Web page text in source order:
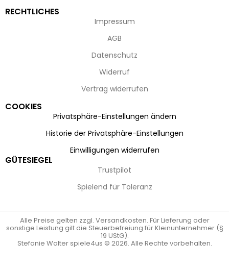
RECHTLICHES
Impressum
AGB
Datenschutz
Widerruf
Vertrag widerrufen
COOKIES
Privatsphäre-Einstellungen ändern
Historie der Privatsphäre-Einstellungen
Einwilligungen widerrufen
GÜTESIEGEL
Trustpilot
Spielend für Toleranz
Alle Preise gelten zzgl. Versandkosten. Für Lieferung oder
sonstige Leistung gilt die Steuerbefreiung für Kleinunternehmer (§
19 UStG).
Stefanie Walter spiele4us © 2026. Alle Rechte vorbehalten.